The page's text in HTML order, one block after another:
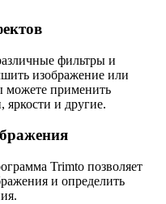
фильтры и
изображение или
можете применить
яркости и другие.
Trimto позволяет
и определить